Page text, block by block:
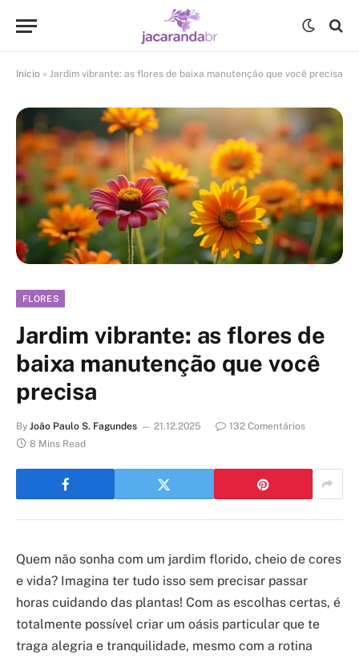
Início » Jardim vibrante: as flores de baixa manutenção que você precisa
FLORES
Jardim vibrante: as flores de
baixa manutenção que você
precisa
By João Paulo S. Fagundes 21.12.2025
132 Comentários
8 Mins Read
Quem não sonha com um jardim florido, cheio de cores
e vida? Imagina ter tudo isso sem precisar passar
horas cuidando das plantas! Com as escolhas certas, é
totalmente possível criar um oásis particular que te
traga alegria e tranquilidade, mesmo com a rotina